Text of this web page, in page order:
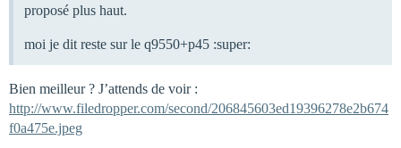
proposé plus haut.
moi je dit reste sur le q9550+p45 :super:
Bien meilleur ? J’attends de voir :
http://www.filedropper.com/second/206845603ed19396278e2b674
f0a475e.jpeg